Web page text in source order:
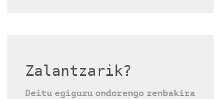
Zalantzarik?
Deitu egiguzu ondorengo zenbakira